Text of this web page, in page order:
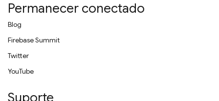
Permanecer conectado
Blog
Firebase Summit
Twitter
YouTube
Suporte